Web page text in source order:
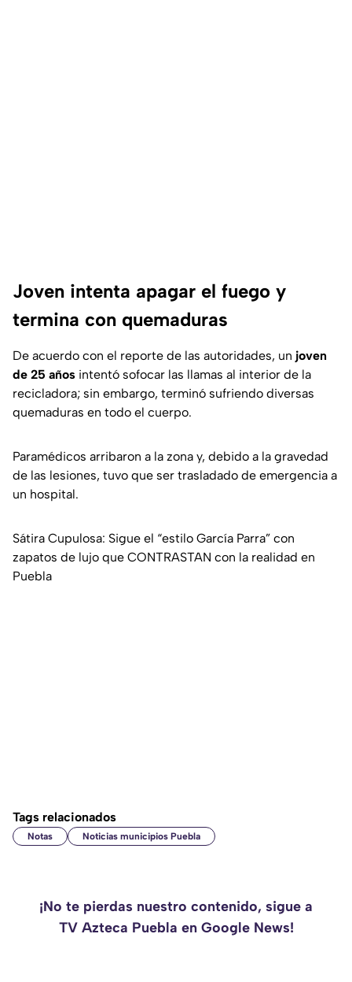
Joven intenta apagar el fuego y
termina con quemaduras
De acuerdo con el reporte de las autoridades, un joven
de 25 años intentó sofocar las llamas al interior de la
recicladora; sin embargo, terminó sufriendo diversas
quemaduras en todo el cuerpo.
Paramédicos arribaron a la zona y, debido a la gravedad
de las lesiones, tuvo que ser trasladado de emergencia a
un hospital.
Sátira Cupulosa: Sigue el “estilo García Parra” con
zapatos de lujo que CONTRASTAN con la realidad en
Puebla
Tags relacionados
Notas Noticias municipios Puebla
¡No te pierdas nuestro contenido, sigue a
TV Azteca Puebla en Google News!